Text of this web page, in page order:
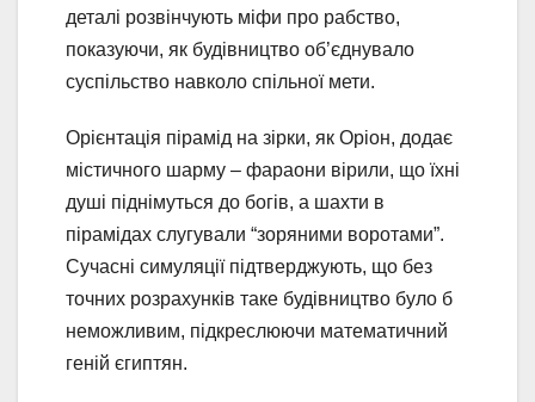
деталі розвінчують міфи про рабство,
показуючи, як будівництво об’єднувало
суспільство навколо спільної мети.
Орієнтація пірамід на зірки, як Оріон, додає
містичного шарму – фараони вірили, що їхні
душі піднімуться до богів, а шахти в
пірамідах слугували “зоряними воротами”.
Сучасні симуляції підтверджують, що без
точних розрахунків таке будівництво було б
неможливим, підкреслюючи математичний
геній єгиптян.